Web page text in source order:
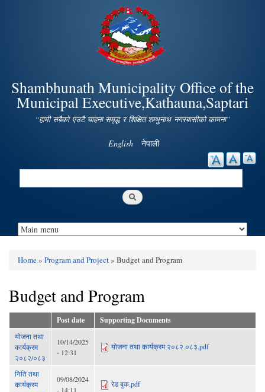
Skip to
main
content
Shambhunath Municipality Office of the
Municipal Executive,Kathauna,Saptari
“हामी सबैको एउटै चाहना समृद्ध र शिक्षित शम्भुनाथ नगरबासीको कामना”
English नेपाली
Search
You are here
Home» Program and Project» Budget and Program
Budget and Program
Post date Supporting Documents
योजना तथा
कार्यक्रम
२०८२/०८३
10/14/2025
- 12:31
योजना तथा कार्यक्रम २०८२.०८३.pdf
निति तथा
कार्यक्रम
09/08/2024
- 14:11
रेड बुक.pdf